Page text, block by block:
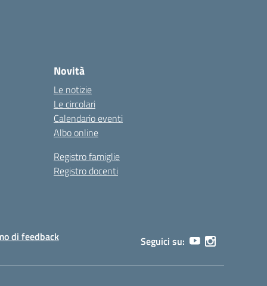
Novità
Le notizie
Le circolari
Calendario eventi
Albo online
Registro famiglie
Registro docenti
di feedback Seguici su: